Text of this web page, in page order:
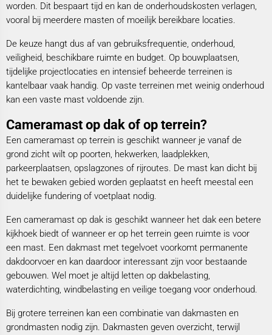
worden. Dit bespaart tijd en kan de onderhoudskosten verlagen,
vooral bij meerdere masten of moeilijk bereikbare locaties.
De keuze hangt dus af van gebruiksfrequentie, onderhoud,
veiligheid, beschikbare ruimte en budget. Op bouwplaatsen,
tijdelijke projectlocaties en intensief beheerde terreinen is
kantelbaar vaak handig. Op vaste terreinen met weinig onderhoud
kan een vaste mast voldoende zijn.
Cameramast op dak of op terrein?
Een cameramast op terrein is geschikt wanneer je vanaf de
grond zicht wilt op poorten, hekwerken, laadplekken,
parkeerplaatsen, opslagzones of rijroutes. De mast kan dicht bij
het te bewaken gebied worden geplaatst en heeft meestal een
duidelijke fundering of voetplaat nodig.
Een cameramast op dak is geschikt wanneer het dak een betere
kijkhoek biedt of wanneer er op het terrein geen ruimte is voor
een mast. Een dakmast met tegelvoet voorkomt permanente
dakdoorvoer en kan daardoor interessant zijn voor bestaande
gebouwen. Wel moet je altijd letten op dakbelasting,
waterdichting, windbelasting en veilige toegang voor onderhoud.
Bij grotere terreinen kan een combinatie van dakmasten en
grondmasten nodig zijn. Dakmasten geven overzicht, terwijl